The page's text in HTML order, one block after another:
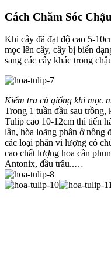
Cách Chăm Sóc
Khi cây đã đạt độ cao 5-
mọc lên cây, cây bị biến
sang các cây khác trong
Kiểm tra củ giống khi mọc
Trong 1 tuần đầu sau trồng,
Tulip cao 10-12cm thì tiến
lần, hòa loãng phân ở
các loại phân vi lượng có
cao chất lượng hoa cần
Antonix, đầu trâu..…